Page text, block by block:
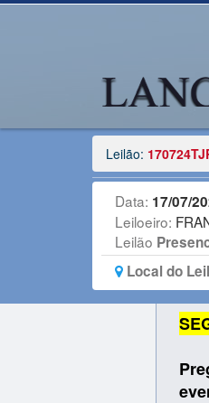
Leilão:
Data: 17/07/
Leiloeiro:
Leilão
Local do